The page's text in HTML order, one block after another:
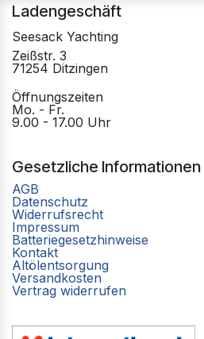
Ladengeschäft
Seesack Yachting
Zeißstr. 3
71254 Ditzingen
Öffnungszeiten
Mo. - Fr.
9.00 - 17.00 Uhr
Gesetzliche Informationen
AGB
Datenschutz
Widerrufsrecht
Impressum
Batteriegesetzhinweise
Kontakt
Altölentsorgung
Versandkosten
Vertrag widerrufen